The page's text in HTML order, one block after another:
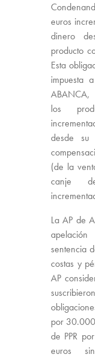
euros
dinero
producto
Esta
impuesta
ABANCA,
los
desde
(de la
canje
La AP de
sentencia
costas y
AP
por
de PPR
euros